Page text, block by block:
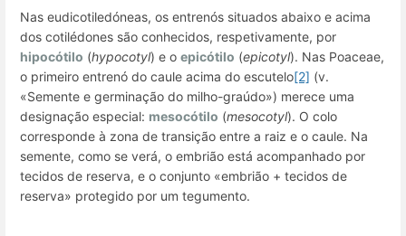
Nas eudicotiledóneas, os entrenós situados abaixo e acima
dos cotilédones são conhecidos, respetivamente, por
hipocótilo (hypocotyl) e o epicótilo (epicotyl). Nas Poaceae,
o primeiro entrenó do caule acima do escutelo[2] (v.
«Semente e germinação do milho-graúdo») merece uma
designação especial: mesocótilo (mesocotyl). O colo
corresponde à zona de transição entre a raiz e o caule. Na
semente, como se verá, o embrião está acompanhado por
tecidos de reserva, e o conjunto «embrião + tecidos de
reserva» protegido por um tegumento.